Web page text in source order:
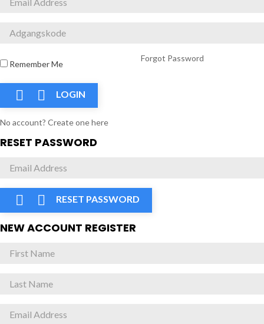
Remember Me
Forgot Password
  LOGIN
No account? Create one here
RESET PASSWORD
  RESET PASSWORD
NEW ACCOUNT REGISTER